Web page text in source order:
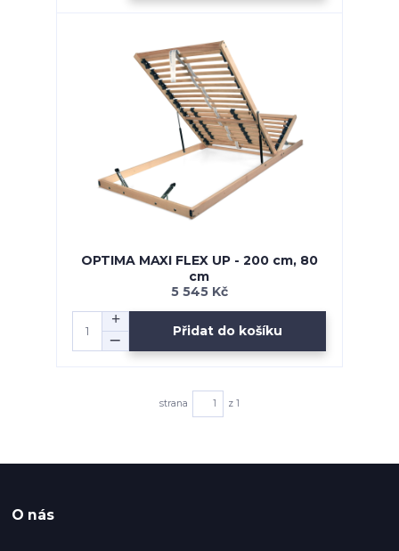
OPTIMA MAXI FLEX UP - 200 cm, 80
cm
5 545 Kč
Přidat do košíku
strana z 1
O nás